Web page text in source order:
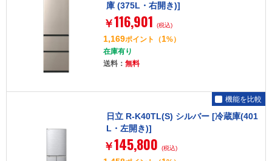
庫 (375L・右開き)]
￥116,901 (税込)
1,169ポイント （1%）
在庫有り
送料： 無料
日立 R-K40TL(S) シルバー [冷蔵庫(401
L・左開き)]
￥145,800 (税込)
機能を比較